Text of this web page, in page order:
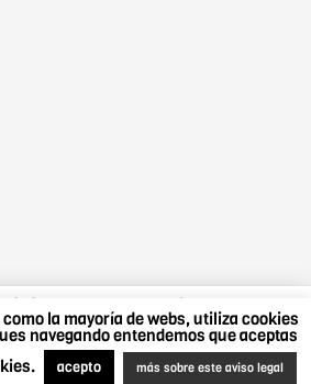
como la mayoría de webs, utiliza cookies
navegando entendemos que aceptas
acepto más sobre este aviso legal
como la mayoría de webs,
y ajenas. Si sigues navegando
nuestra política de cookies.
aviso legal
Acepto